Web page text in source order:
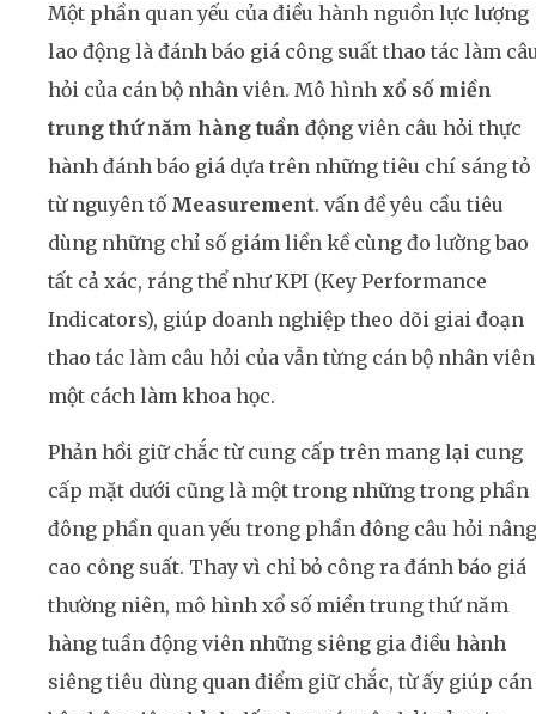
Một phần quan yếu của điều hành nguồn lực lượng
lao động là đánh báo giá công suất thao tác làm
hỏi của cán bộ nhân viên. Mô hình xổ số miền
trung thứ năm hàng tuần động viên câu hỏi thực
hành đánh báo giá dựa trên những tiêu chí sáng tỏ
từ nguyên tố Measurement. vấn đề yêu cầu tiêu
dùng những chỉ số giám liền kề cùng đo lường bao
tất cả xác, ráng thể như KPI (Key Performance
Indicators), giúp doanh nghiệp theo dõi giai đoạn
thao tác làm câu hỏi của vẫn từng cán bộ nhân viên
một cách làm khoa học.
Phản hồi giữ chắc từ cung cấp trên mang lại cung
cấp mặt dưới cũng là một trong những trong phần
đông phần quan yếu trong phần đông câu hỏi nâng
cao công suất. Thay vì chỉ bỏ công ra đánh báo giá
thường niên, mô hình xổ số miền trung thứ năm
hàng tuần động viên những siêng gia điều hành
siêng tiêu dùng quan điểm giữ chắc, từ ấy giúp cán